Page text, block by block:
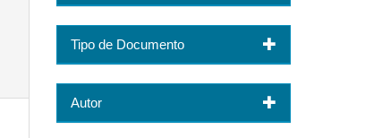
Tipo de Documento
Autor